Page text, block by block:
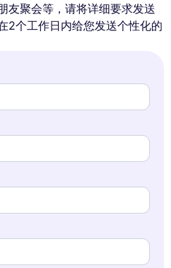
友聚会等，请将详细要求发送
2个工作日内给您发送个性化的